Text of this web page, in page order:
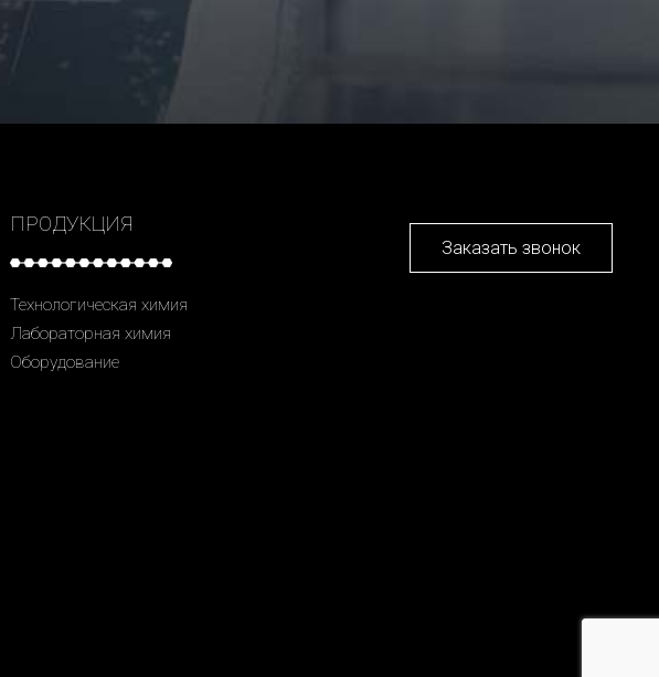
ПРОДУКЦИЯ
Технологическая химия
Лабораторная химия
Оборудование
Заказать звонок